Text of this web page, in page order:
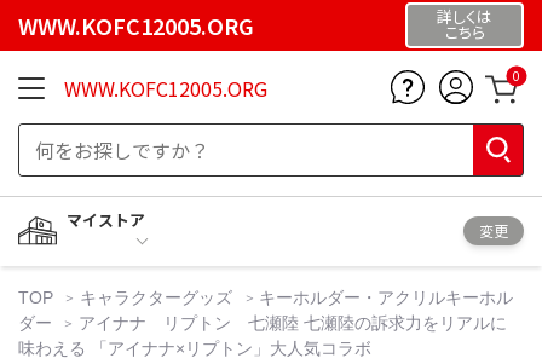
WWW.KOFC12005.ORG 詳しくは
こちら
WWW.KOFC12005.ORG 0
マイストア
変更
TOP キャラクターグッズ
キーホルダー・アクリルキーホル
ダー
アイナナ リプトン 七瀬陸 七瀬陸の訴求力をリアルに
味わえる 「アイナナ×リプトン」大人気コラボ